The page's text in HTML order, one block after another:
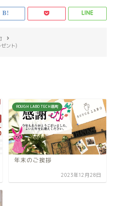
ント)
ROUGH LABO TECH扇町
年末のご挨拶
2023年12月28日